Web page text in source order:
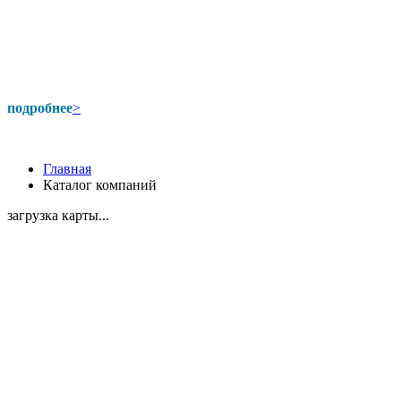
подробнее>
Главная
Каталог компаний
загрузка карты...